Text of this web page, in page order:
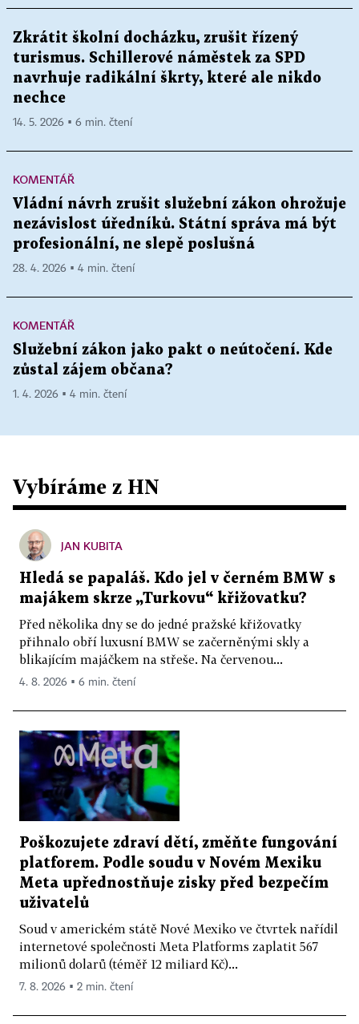
Zkrátit školní docházku, zrušit řízený
turismus. Schillerové náměstek za SPD
navrhuje radikální škrty, které ale nikdo
nechce
14. 5. 2026 ▪ 6 min. čtení
KOMENTÁŘ
Vládní návrh zrušit služební zákon ohrožuje
nezávislost úředníků. Státní správa má být
profesionální, ne slepě poslušná
28. 4. 2026 ▪ 4 min. čtení
KOMENTÁŘ
Služební zákon jako pakt o neútočení. Kde
zůstal zájem občana?
1. 4. 2026 ▪ 4 min. čtení
Vybíráme z HN
JAN KUBITA
Hledá se papaláš. Kdo jel v černém BMW s
majákem skrze „Turkovu“ křižovatku?
Před několika dny se do jedné pražské křižovatky
přihnalo obří luxusní BMW se začerněnými skly a
blikajícím majáčkem na střeše. Na červenou...
4. 8. 2026 ▪ 6 min. čtení
Poškozujete zdraví dětí, změňte fungování
platforem. Podle soudu v Novém Mexiku
Meta upřednostňuje zisky před bezpečím
uživatelů
Soud v americkém státě Nové Mexiko ve čtvrtek nařídil
internetové společnosti Meta Platforms zaplatit 567
milionů dolarů (téměř 12 miliard Kč)...
7. 8. 2026 ▪ 2 min. čtení